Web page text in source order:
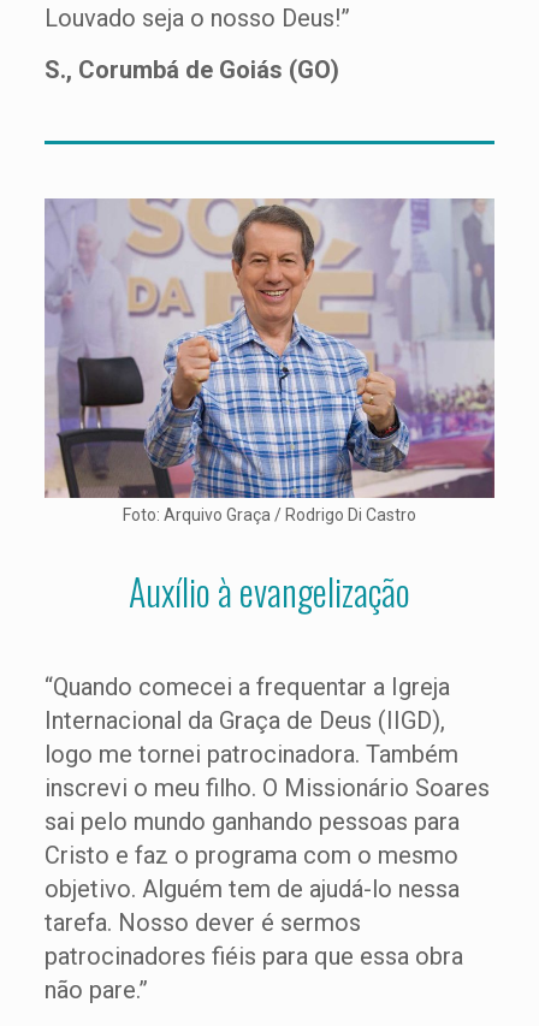
Louvado seja o nosso Deus!”
S., Corumbá de Goiás (GO)
Foto: Arquivo Graça / Rodrigo Di Castro
Auxílio à evangelização
“Quando comecei a frequentar a Igreja
Internacional da Graça de Deus (IIGD),
logo me tornei patrocinadora. Também
inscrevi o meu filho. O Missionário Soares
sai pelo mundo ganhando pessoas para
Cristo e faz o programa com o mesmo
objetivo. Alguém tem de ajudá-lo nessa
tarefa. Nosso dever é sermos
patrocinadores fiéis para que essa obra
não pare.”